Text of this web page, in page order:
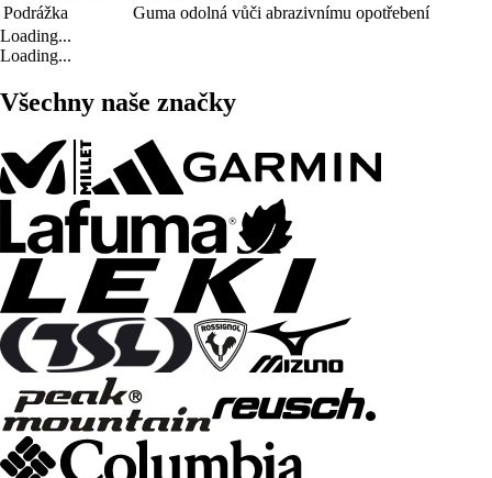
Podrážka
Guma odolná vůči abrazivnímu opotřebení
Loading...
Loading...
Všechny naše značky